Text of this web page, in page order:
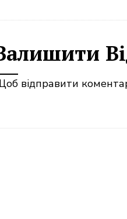
відправити